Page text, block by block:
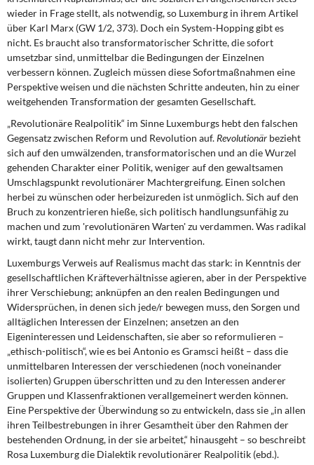
wieder in Frage stellt, als notwendig, so Luxemburg in ihrem Artikel
über Karl Marx (GW 1/2, 373). Doch ein System-Hopping gibt es
nicht. Es braucht also transformatorischer Schritte, die sofort
umsetzbar sind, unmittelbar die Bedingungen der Einzelnen
verbessern können. Zugleich müssen diese Sofortmaßnahmen eine
Perspektive weisen und die nächsten Schritte andeuten, hin zu einer
weitgehenden Transformation der gesamten Gesellschaft.
„Revolutionäre Realpolitik“ im Sinne Luxemburgs hebt den falschen
Gegensatz zwischen Reform und Revolution auf. Revolutionär bezieht
sich auf den umwälzenden, transformatorischen und an die Wurzel
gehenden Charakter einer Politik, weniger auf den gewaltsamen
Umschlagspunkt revolutionärer Machtergreifung. Einen solchen
herbei zu wünschen oder herbeizureden ist unmöglich. Sich auf den
Bruch zu konzentrieren hieße, sich politisch handlungsunfähig zu
machen und zum 'revolutionären Warten' zu verdammen. Was radikal
wirkt, taugt dann nicht mehr zur Intervention.
Luxemburgs Verweis auf Realismus macht das stark: in Kenntnis der
gesellschaftlichen Kräfteverhältnisse agieren, aber in der Perspektive
ihrer Verschiebung; anknüpfen an den realen Bedingungen und
Widersprüchen, in denen sich jede/r bewegen muss, den Sorgen und
alltäglichen Interessen der Einzelnen; ansetzen an den
Eigeninteressen und Leidenschaften, sie aber so reformulieren –
„ethisch-politisch“, wie es bei Antonio es Gramsci heißt – dass die
unmittelbaren Interessen der verschiedenen (noch voneinander
isolierten) Gruppen überschritten und zu den Interessen anderer
Gruppen und Klassenfraktionen verallgemeinert werden können.
Eine Perspektive der Überwindung so zu entwickeln, dass sie „in allen
ihren Teilbestrebungen in ihrer Gesamtheit über den Rahmen der
bestehenden Ordnung, in der sie arbeitet,“ hinausgeht – so beschreibt
Rosa Luxemburg die Dialektik revolutionärer Realpolitik (ebd.).